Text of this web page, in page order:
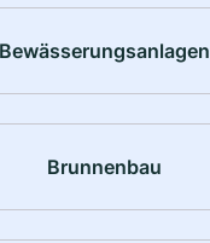
Bewässerungsanlagen
Brunnenbau